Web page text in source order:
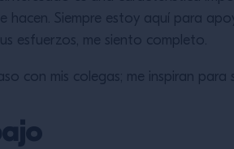
Siempre estoy aquí para
esfuerzos, me siento completo.
con mis colegas; me inspiran para